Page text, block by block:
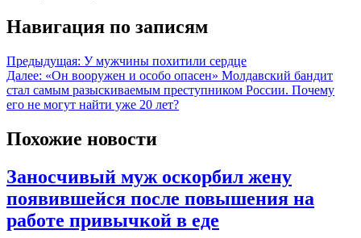
Навигация по записям
Предыдущая: У мужчины похитили сердце
Далее: «Он вооружен и особо опасен» Молдавский бандит
стал самым разыскиваемым преступником России. Почему
его не могут найти уже 20 лет?
Похожие новости
Заносчивый муж оскорбил жену
появившейся после повышения на
работе привычкой в еде